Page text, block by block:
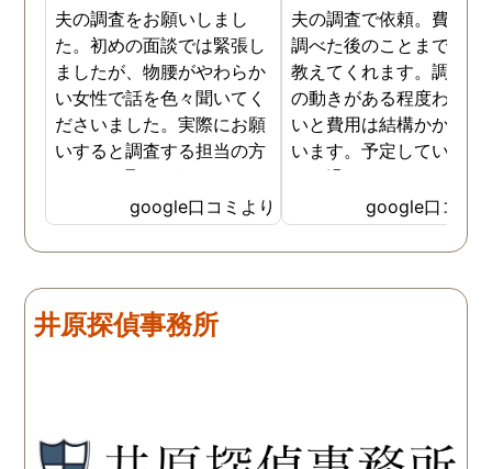
夫の調査をお願いしまし
た。初めの面談では緊張し
ましたが、物腰がやわらか
い女性で話を色々聞いてく
ださいました。実際にお願
いすると調査する担当の方
とのやり取りがメインで、
色々不安や心配な事の共有
をしてくれました。探偵の
方に依頼となると丸投げで
が、二人三脚で協力しあい
ながら、進めて行った感じ
と思います。思い切ってお
google口コミより
夫の調査で依頼。費用や
調べた後のことまで詳し
教えてくれます。調査対
の動きがある程度わから
いと費用は結構かかると
います。予定していた時
より過ぎてしまいました
が、そのまま調査してい
だき、しっかり証拠取れ
した。あ、もちろん過ぎ
調査が終わって今後どう
とうございました。
google口コミ
井原探偵事務所